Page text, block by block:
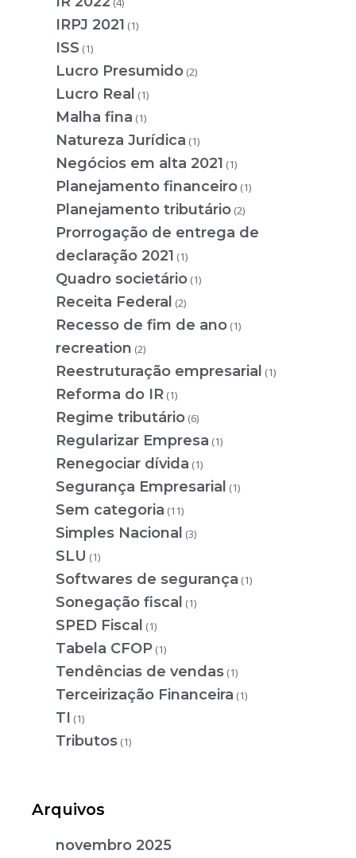
IRPJ 2021 (1)
ISS (1)
Lucro Presumido (2)
Lucro Real (1)
Malha fina (1)
Natureza Jurídica (1)
Negócios em alta 2021 (1)
Planejamento financeiro (1)
Planejamento tributário (2)
Prorrogação de entrega de
declaração 2021 (1)
Quadro societário (1)
Receita Federal (2)
Recesso de fim de ano (1)
recreation (2)
Reestruturação empresarial (1)
Reforma do IR (1)
Regime tributário (6)
Regularizar Empresa (1)
Renegociar dívida (1)
Segurança Empresarial (1)
Sem categoria (11)
Simples Nacional (3)
SLU (1)
Softwares de segurança (1)
Sonegação fiscal (1)
SPED Fiscal (1)
Tabela CFOP (1)
Tendências de vendas (1)
Terceirização Financeira (1)
TI (1)
Tributos (1)
Arquivos
novembro 2025